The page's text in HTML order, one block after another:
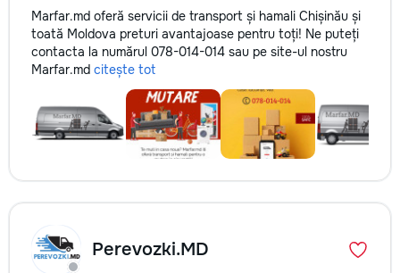
Marfar.md oferă servicii de transport și hamali Chișinău și
toată Moldova preturi avantajoase pentru toți! Ne puteți
contacta la numărul 078-014-014 sau pe site-ul nostru
Marfar.md citește tot
Perevozki.MD